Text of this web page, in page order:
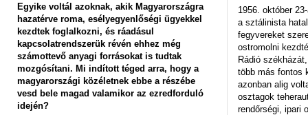
Egyike voltál azoknak, akik Magyarországra
hazatérve roma, esélyegyenlőségi ügyekkel
kezdtek foglalkozni, és ráadásul
kapcsolatrendszerük révén ehhez még
számottevő anyagi forrásokat is tudtak
mozgósítani. Mi indított téged arra, hogy a
magyarországi közéletnek ebbe a részébe
vesd bele magad valamikor az ezredforduló
idején?
1956. október
a sztálinista
fegyvereket
ostromolni
Rádió
több más fontos
azonban alig
osztagok
rendőrségi, ipari